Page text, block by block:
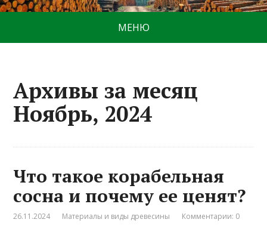
МЕНЮ
Архивы за месяц
Ноябрь, 2024
Что такое корабельная
сосна и почему ее ценят?
26.11.2024 Материалы и виды древесины Комментарии: 0